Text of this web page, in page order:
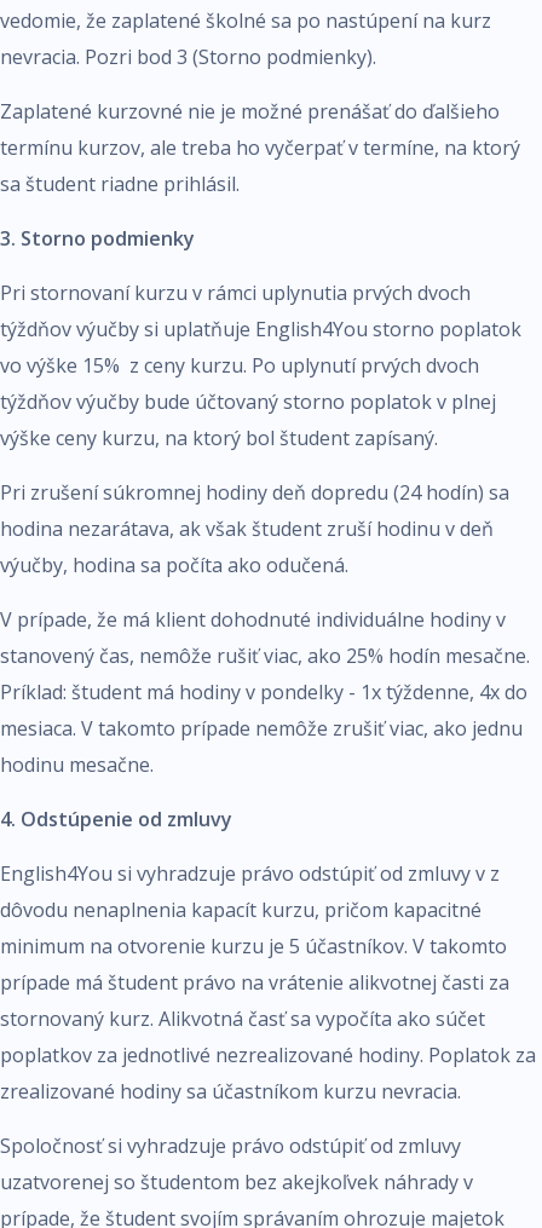
vedomie, že zaplatené školné sa po nastúpení na kurz
nevracia. Pozri bod 3 (Storno podmienky).
Zaplatené kurzovné nie je možné prenášať do ďalšieho
termínu kurzov, ale treba ho vyčerpať v termíne, na ktorý
sa študent riadne prihlásil.
3. Storno podmienky
Pri stornovaní kurzu v rámci uplynutia prvých dvoch
týždňov výučby si uplatňuje English4You storno poplatok
vo výške 15% z ceny kurzu. Po uplynutí prvých dvoch
týždňov výučby bude účtovaný storno poplatok v plnej
výške ceny kurzu, na ktorý bol študent zapísaný.
Pri zrušení súkromnej hodiny deň dopredu (24 hodín) sa
hodina nezarátava, ak však študent zruší hodinu v deň
výučby, hodina sa počíta ako odučená.
V prípade, že má klient dohodnuté individuálne hodiny v
stanovený čas, nemôže rušiť viac, ako 25% hodín mesačne.
Príklad: študent má hodiny v pondelky - 1x týždenne, 4x do
mesiaca. V takomto prípade nemôže zrušiť viac, ako jednu
hodinu mesačne.
4. Odstúpenie od zmluvy
English4You si vyhradzuje právo odstúpiť od zmluvy v z
dôvodu nenaplnenia kapacít kurzu, pričom kapacitné
minimum na otvorenie kurzu je 5 účastníkov. V takomto
prípade má študent právo na vrátenie alikvotnej časti za
stornovaný kurz. Alikvotná časť sa vypočíta ako súčet
poplatkov za jednotlivé nezrealizované hodiny. Poplatok za
zrealizované hodiny sa účastníkom kurzu nevracia.
Spoločnosť si vyhradzuje právo odstúpiť od zmluvy
uzatvorenej so študentom bez akejkoľvek náhrady v
prípade, že študent svojím správaním ohrozuje majetok